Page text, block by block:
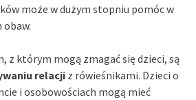
może w dużym stopniu pomóc w
z którym mogą zmagać się dzieci, są
relacji z rówieśnikami. Dzieci o
i osobowościach mogą mieć